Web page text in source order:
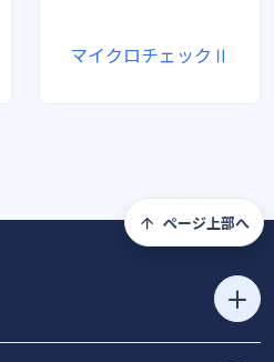
マイクロチェックⅡ
ページ上部へ